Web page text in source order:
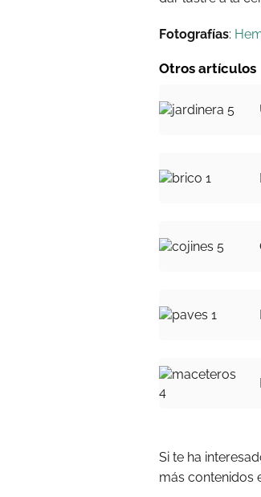
Fotografías:
Otros artículos
Si te ha
más contenidos